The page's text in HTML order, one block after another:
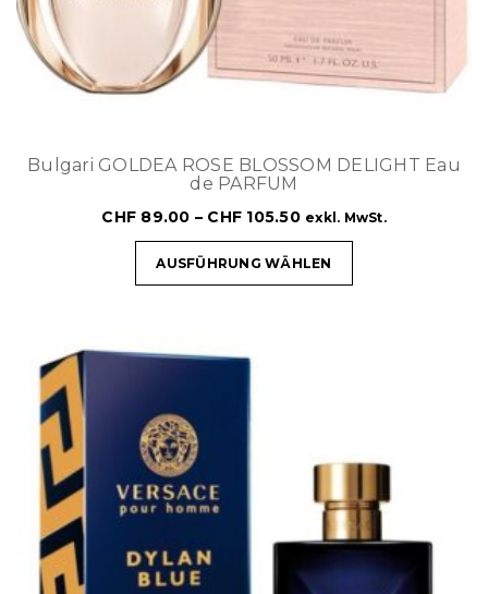
Bulgari GOLDEA ROSE BLOSSOM DELIGHT Eau
de PARFUM
CHF 89.00 – CHF 105.50 exkl. MwSt.
AUSFÜHRUNG WÄHLEN